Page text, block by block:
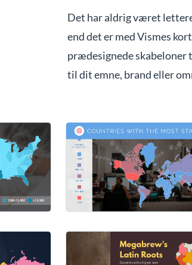
Det har aldrig været
end det er med Vismes
prædesignede skabeloner
til dit emne, brand eller